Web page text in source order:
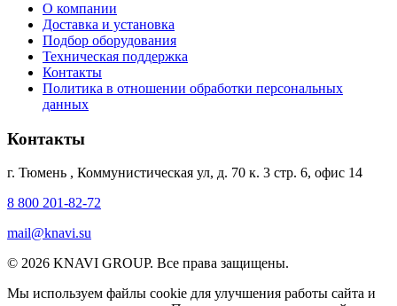
О компании
Доставка и установка
Подбор оборудования
Техническая поддержка
Контакты
Политика в отношении обработки персональных
данных
Контакты
г. Тюмень , Коммунистическая ул, д. 70 к. 3 стр. 6, офис 14
8 800 201-82-72
mail@knavi.su
© 2026 KNAVI GROUP. Все права защищены.
Мы используем файлы cookie для улучшения работы сайта и